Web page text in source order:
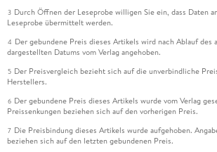
3 Durch Öffnen der Leseprobe willigen Sie ein, dass Daten
Leseprobe übermittelt werden.
4 Der gebundene Preis dieses Artikels wird nach Ablauf des
dargestellten Datums vom Verlag angehoben.
5 Der Preisvergleich bezieht sich auf die unverbindliche
Herstellers.
6 Der gebundene Preis dieses Artikels wurde vom Verlag
Preissenkungen beziehen sich auf den vorherigen Preis.
7 Die Preisbindung dieses Artikels wurde aufgehoben.
beziehen sich auf den letzten gebundenen Preis.